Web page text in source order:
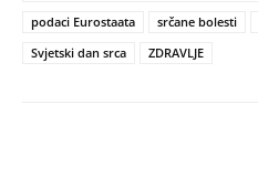
podaci Eurostaata
srčane bolesti
Svjetski dan srca
ZDRAVLJE